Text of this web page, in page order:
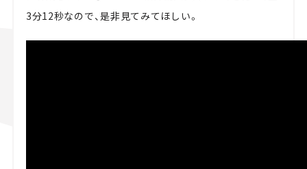
3分12秒なので、是非見てみてほしい。